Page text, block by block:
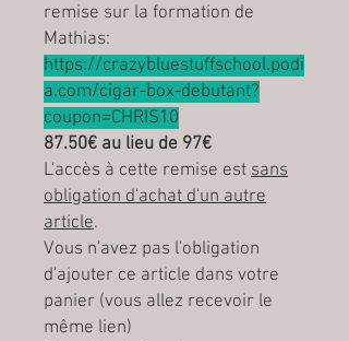
remise sur la formation de
Mathias:
https://crazybluestuffschool.podi
a.com/cigar-box-debutant?
coupon=CHRIS10
87.50€ au lieu de 97€
L'accès à cette remise est sans
obligation d'achat d'un autre
article.
Vous n'avez pas l'obligation
d'ajouter ce article dans votre
panier (vous allez recevoir le
même lien)